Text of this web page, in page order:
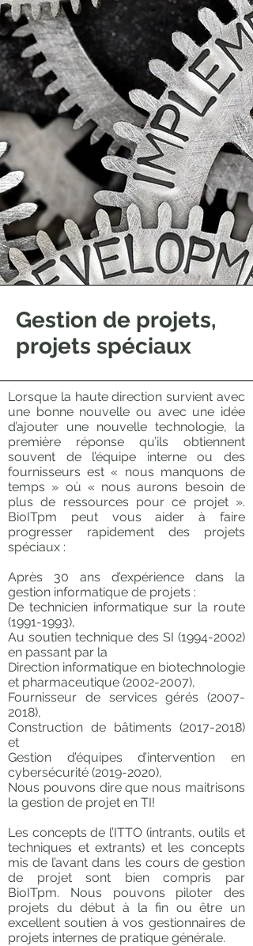
général de l’ISO du plan, faire (Do),
vérifier (Check) et corriger (Act)
tout en trouvant rapidement des
réponses similaires à un niveau
d’un centre des opérations de
sécurité (SOC).
Gestion de projets,
projets spéciaux
​Lorsque la haute direction survient avec
une bonne nouvelle ou avec une idée
d’ajouter une nouvelle technologie, la
première réponse qu’ils obtiennent
souvent de l’équipe interne ou des
fournisseurs est « nous manquons de
temps » où « nous aurons besoin de
plus de ressources pour ce projet ».
BioITpm peut vous aider à faire
progresser rapidement des projets
spéciaux :
Après 30 ans d’expérience dans la
gestion informatique de projets :
De technicien informatique sur la route
(1991-1993),
Au soutien technique des SI (1994-2002)
en passant par la
Direction informatique en biotechnologie
et pharmaceutique (2002-2007),
Fournisseur de services gérés (2007-
2018),
Construction de bâtiments (2017-2018)
et
Gestion d’équipes d’intervention en
cybersécurité (2019-2020),
Nous pouvons dire que nous maitrisons
la gestion de projet en TI!
Les concepts de l’ITTO (intrants, outils et
techniques et extrants) et les concepts
mis de l’avant dans les cours de gestion
de projet sont bien compris par
BioITpm. Nous pouvons piloter des
projets du début à la fin ou être un
excellent soutien à vos gestionnaires de
projets internes de pratique générale.